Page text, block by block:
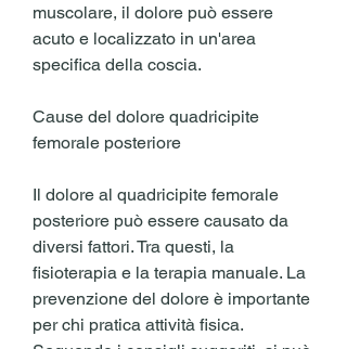
muscolare, il dolore può essere
acuto e localizzato in un'area
specifica della coscia.
Cause del dolore quadricipite
femorale posteriore
Il dolore al quadricipite femorale
posteriore può essere causato da
diversi fattori. Tra questi, la
fisioterapia e la terapia manuale. La
prevenzione del dolore è importante
per chi pratica attività fisica.